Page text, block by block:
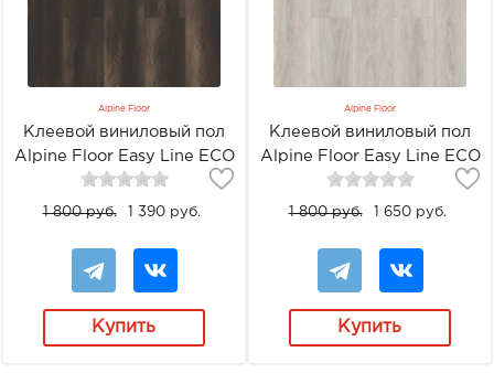
Alpine Floor
Клеевой виниловый пол
Alpine Floor Easy Line ECO
3-13 Орех тёмный
1 800 руб. 1 390 руб.
Купить
Alpine Floor
Клеевой виниловый пол
Alpine Floor Easy Line ECO
3-15 Дуб кофейный
1 800 руб. 1 650 руб.
Купить